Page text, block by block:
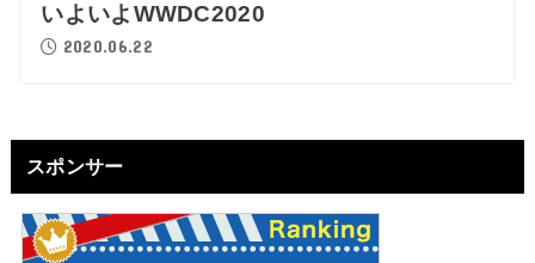
いよいよWWDC2020
2020.06.22
スポンサー